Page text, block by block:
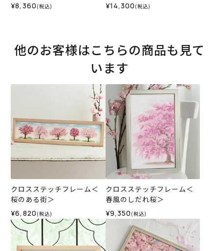
¥8,360 (税込) ¥14,300 (税込)
他のお客様はこちらの商品も見て
います
クロスステッチフレーム＜
桜のある街＞
¥6,820 (税込)
クロスステッチフレーム＜
春風のしだれ桜＞
¥9,350 (税込)